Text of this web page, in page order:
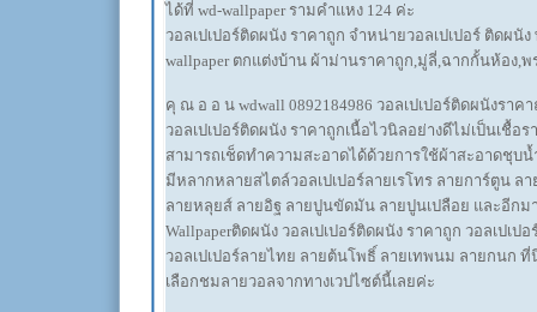
ได้ที่ wd-wallpaper รามคำแหง 124 ค่ะ
วอลเปเปอร์ติดผนัง ราคาถูก จำหน่ายวอลเปเปอร์ ติดผนั
wallpaper ตกแต่งบ้าน ผ้าม่านราคาถูก,มู่ลี่,ฉากกั้นห้อง,
คุ ณ อ อ น wdwall 0892184986 วอลเปเปอร์ติดผนังราค
วอลเปเปอร์ติดผนัง ราคาถูกเนื้อไวนิลอย่างดีไม่เป็นเชื้
สามารถเช็ดทำความสะอาดได้ด้วยการใช้ผ้าสะอาดชุบน้
มีหลากหลายสไตล์วอลเปเปอร์ลายเรโทร ลายการ์ตูน
ลายหลุยส์ ลายอิฐ ลายปูนขัดมัน ลายปูนเปลือย และอีกม
Wallpaperติดผนัง วอลเปเปอร์ติดผนัง ราคาถูก วอลเป
วอลเปเปอร์ลายไทย ลายต้นโพธิ์ ลายเทพนม ลายกนก ที่
เลือกชมลายวอลจากทางเวปไซต์นี้เลยค่ะ